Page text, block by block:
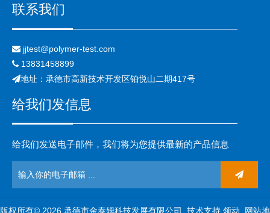
联系我们
 jjtest@polymer-test.com
 13831458899
地址：承德市高新技术开发区铂悦山二期417号
给我们发信息
给我们发送电子邮件，我们将为您提供最新的产品信息
版权所有© 2026 承德市金泰姆科技发展有限公司. 技术支持 领动 网站地